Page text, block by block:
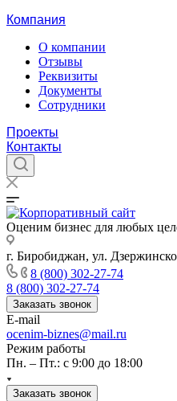
Компания
О компании
Отзывы
Реквизиты
Документы
Сотрудники
Проекты
Контакты
Оценим бизнес для любых
г. Биробиджан, ул.
8 (800) 302-27-74
8 (800) 302-27-74
Заказать звонок
E-mail
ocenim-biznes@mail.ru
Режим работы
Пн. – Пт.: с 9:00 до 18:00
Заказать звонок